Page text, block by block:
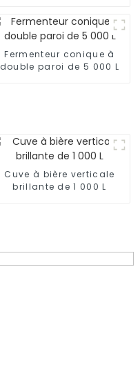
semi-automatique
Fermenteur conique à
double paroi de 5 000 L
Cuve à bière verticale
brillante de 1 000 L